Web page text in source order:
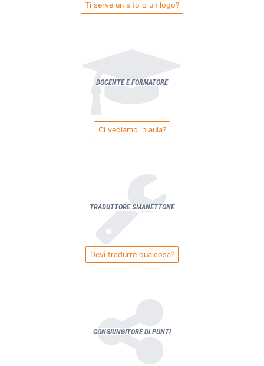
Ti serve un sito o un logo?
DOCENTE E FORMATORE
Ci vediamo in aula?
TRADUTTORE SMANETTONE
Devi tradurre qualcosa?
CONGIUNGITORE DI PUNTI